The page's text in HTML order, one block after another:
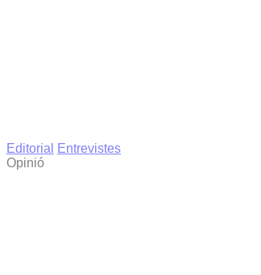
Editorial
Entrevistes
Opinió